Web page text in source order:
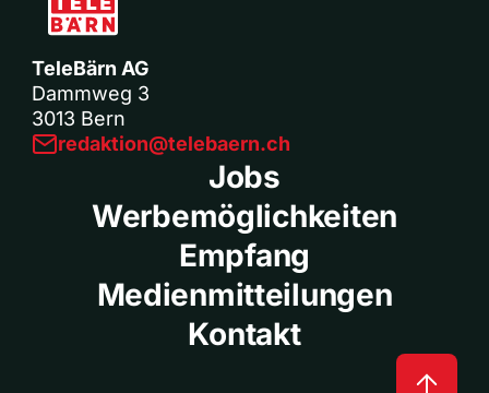
TeleBärn AG
Dammweg 3
3013 Bern
redaktion@telebaern.ch
Jobs
Werbemöglichkeiten
Empfang
Medienmitteilungen
Kontakt